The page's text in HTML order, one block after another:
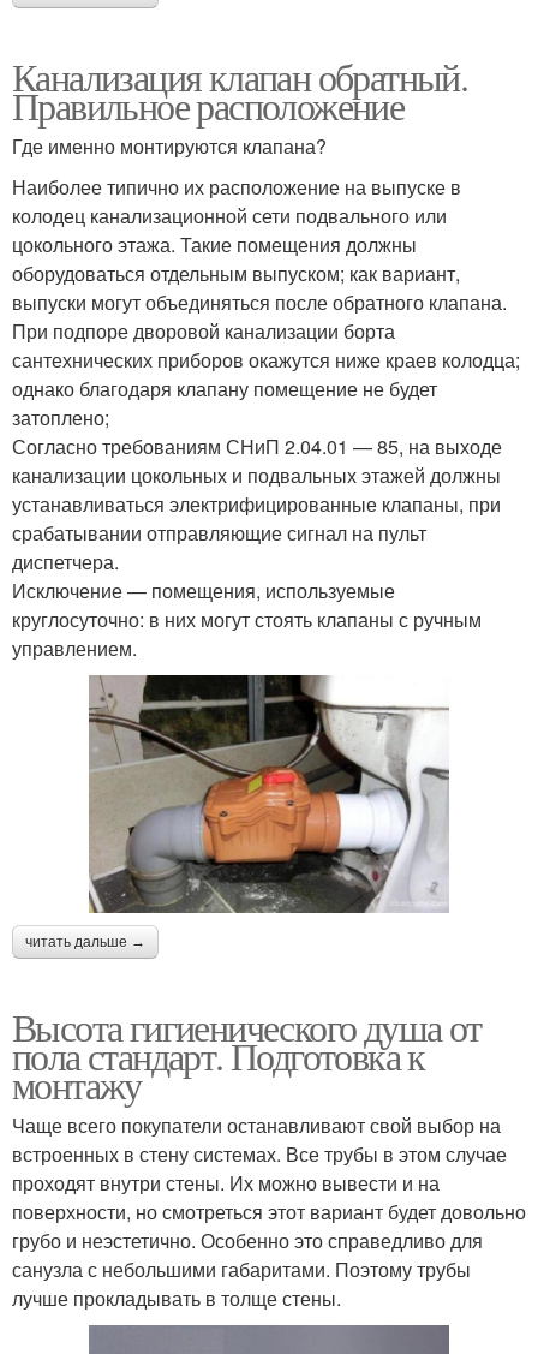
Канализация клапан обратный.
Правильное расположение
Где именно монтируются клапана?
Наиболее типично их расположение на выпуске в
колодец канализационной сети подвального или
цокольного этажа. Такие помещения должны
оборудоваться отдельным выпуском; как вариант,
выпуски могут объединяться после обратного клапана.
При подпоре дворовой канализации борта
сантехнических приборов окажутся ниже краев колодца;
однако благодаря клапану помещение не будет
затоплено;
Согласно требованиям СНиП 2.04.01 — 85, на выходе
канализации цокольных и подвальных этажей должны
устанавливаться электрифицированные клапаны, при
срабатывании отправляющие сигнал на пульт
диспетчера.
Исключение — помещения, используемые
круглосуточно: в них могут стоять клапаны с ручным
управлением.
читать дальше →
Высота гигиенического душа от
пола стандарт. Подготовка к
монтажу
Чаще всего покупатели останавливают свой выбор на
встроенных в стену системах. Все трубы в этом случае
проходят внутри стены. Их можно вывести и на
поверхности, но смотреться этот вариант будет довольно
грубо и неэстетично. Особенно это справедливо для
санузла с небольшими габаритами. Поэтому трубы
лучше прокладывать в толще стены.